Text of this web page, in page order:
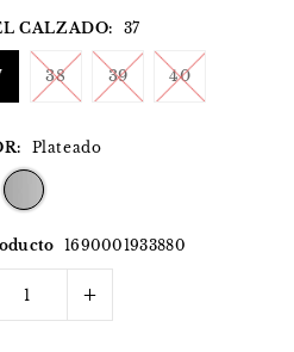
CALZADO: 37
38 39 40
Plateado
1690001933880
+